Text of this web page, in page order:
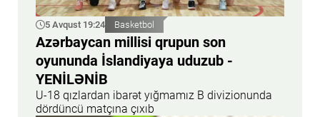
5 Avqust 19:24 Basketbol
Azərbaycan millisi qrupun son
oyununda İslandiyaya uduzub -
YENİLƏNİB
U-18 qızlardan ibarət yığmamız B divizionunda
dördüncü matçına çıxıb